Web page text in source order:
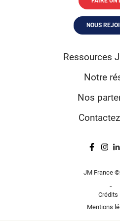
NOUS
Ressources
Notre
Nos
JM France
-
Crédits
Mentions